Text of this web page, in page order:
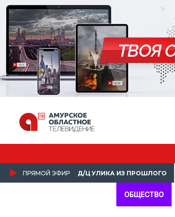
ПРЯМОЙ ЭФИР Д/Ц УЛИКА ИЗ ПРОШЛОГО
ОБЩЕСТВО